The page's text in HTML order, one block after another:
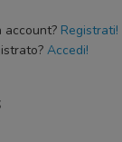
account? Registrati!
Accedi!